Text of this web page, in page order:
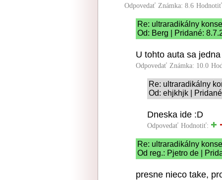
Odpovedať Známka: 8.6
Re: ultraradikálny
Od: Berg | Pridané:
U tohto auta sa
Odpovedať Známka: 10.0
Re: ultraradikálny
Od: ehjkhjk |
Dneska ide :D
Odpovedať Hodnotiť:
Re: ultraradikálny
Od reg.: Pjetro de |
presne nieco take,